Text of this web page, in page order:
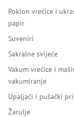
Poklon vrećice i
papir
Suveniri
Sakralne svijeće
Vakum vrećice i
vakumiranje
Upaljači i pušački
Žarulje